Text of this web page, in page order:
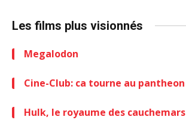
Les films plus visionnés
Megalodon
Cine-Club: ca tourne au pantheon
Hulk, le royaume des cauchemars